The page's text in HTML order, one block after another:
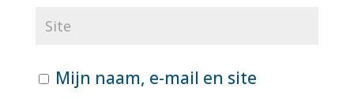
Mijn naam, e-mail en site